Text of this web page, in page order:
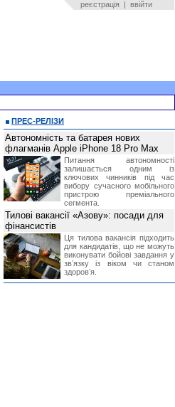
реєстрація | ввійти
ПРЕС-РЕЛІЗИ
Автономність та батарея нових
флагманів Apple iPhone 18 Pro Max
Питання автономності
залишається одним із
ключових чинників під час
вибору сучасного мобільного
пристрою преміального
сегмента.
Тилові вакансії «Азову»: посади для
фінансистів
Ця тилова вакансія підходить
для кандидатів, що не можуть
виконувати бойові завдання у
звʼязку із віком чи станом
здоровʼя.